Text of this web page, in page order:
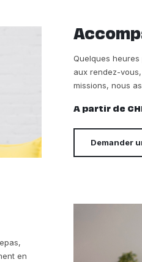
Quelques
aux rendez-
missions, nous
A partir de
Demander
en